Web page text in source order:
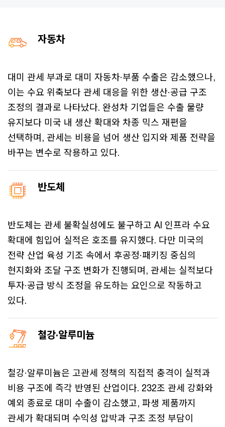
자동차
대미 관세 부과로 대미 자동차·부품 수출은 감소했으나,
이는 수요 위축보다 관세 대응을 위한 생산·공급 구조
조정의 결과로 나타났다. 완성차 기업들은 수출 물량
유지보다 미국 내 생산 확대와 차종 믹스 재편을
선택하며, 관세는 비용을 넘어 생산 입지와 제품 전략을
바꾸는 변수로 작용하고 있다.
반도체
반도체는 관세 불확실성에도 불구하고 AI 인프라 수요
확대에 힘입어 실적은 호조를 유지했다. 다만 미국의
전략 산업 육성 기조 속에서 후공정·패키징 중심의
현지화와 조달 구조 변화가 진행되며, 관세는 실적보다
투자·공급 방식 조정을 유도하는 요인으로 작동하고
있다.
철강·알루미늄
철강·알루미늄은 고관세 정책의 직접적 충격이 실적과
비용 구조에 즉각 반영된 산업이다. 232조 관세 강화와
예외 종료로 대미 수출이 감소했고, 파생 제품까지
관세가 확대되며 수익성 압박과 구조 조정 부담이